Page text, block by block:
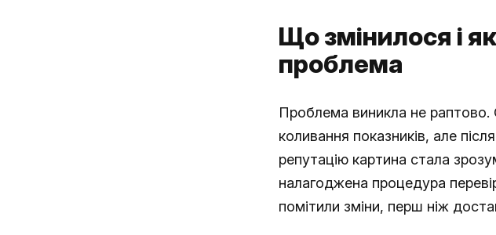
Що змінилося і
проблема
Проблема виникла не раптово.
коливання показників, але
репутацію картина стала
налагоджена процедура
помітили зміни, перш ніж